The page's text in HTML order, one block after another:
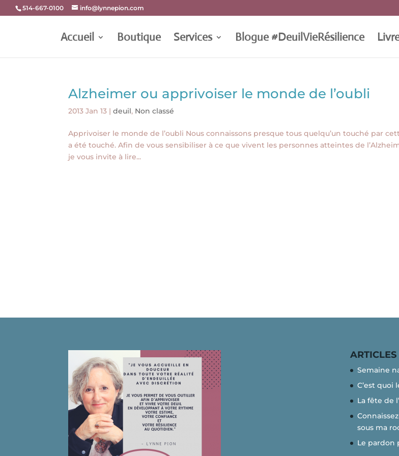
514-667-0100 info@lynnepion.com
Accueil Boutique Services Blogue #DeuilVieRésilience
Alzheimer ou apprivoiser le monde de l’oubli
2013 Jan 13 |deuil, Non classé
Apprivoiser le monde de l’oubli Nous connaissons presque tous quelqu’un touché par
a été touché. Afin de vous sensibiliser à ce que vivent les personnes atteintes de
je vous invite à lire...
ARTICLES
Semaine
C’est quoi
La fête de
sous ma
Le pardon